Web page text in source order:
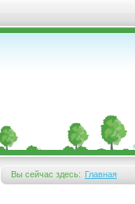
Вы сейчас здесь:
Вы здесь
Главная